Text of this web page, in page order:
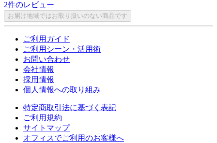
2件のレビュー
お届け地域ではお取り扱いのない商品です
ご利用ガイド
ご利用シーン・活用術
お問い合わせ
会社情報
採用情報
個人情報への取り組み
特定商取引法に基づく表記
ご利用規約
サイトマップ
オフィスでご利用のお客様へ